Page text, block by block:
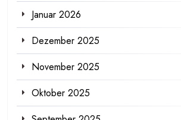
Januar 2026
Dezember 2025
November 2025
Oktober 2025